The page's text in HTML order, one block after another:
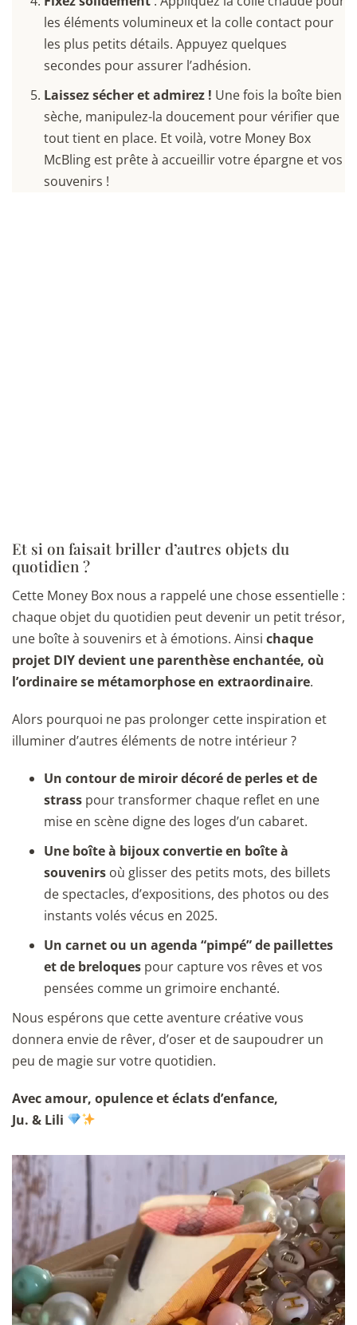
les éléments volumineux et la colle contact pour
les plus petits détails. Appuyez quelques
secondes pour assurer l’adhésion.
Laissez sécher et admirez ! Une fois la boîte bien
sèche, manipulez-la doucement pour vérifier que
tout tient en place. Et voilà, votre Money Box
McBling est prête à accueillir votre épargne et vos
souvenirs !
Et si on faisait briller d’autres objets du
quotidien ?
Cette Money Box nous a rappelé une chose essentielle :
chaque objet du quotidien peut devenir un petit trésor,
une boîte à souvenirs et à émotions. Ainsi chaque
projet DIY devient une parenthèse enchantée, où
l’ordinaire se métamorphose en extraordinaire.
Alors pourquoi ne pas prolonger cette inspiration et
illuminer d’autres éléments de notre intérieur ?
Un contour de miroir décoré de perles et de
strass pour transformer chaque reflet en une
mise en scène digne des loges d’un cabaret.
Une boîte à bijoux convertie en boîte à
souvenirs où glisser des petits mots, des billets
de spectacles, d’expositions, des photos ou des
instants volés vécus en 2025.
Un carnet ou un agenda “pimpé” de paillettes
et de breloques pour capture vos rêves et vos
pensées comme un grimoire enchanté.
Nous espérons que cette aventure créative vous
donnera envie de rêver, d’oser et de saupoudrer un
peu de magie sur votre quotidien.
Avec amour, opulence et éclats d’enfance,
Ju. & Lili